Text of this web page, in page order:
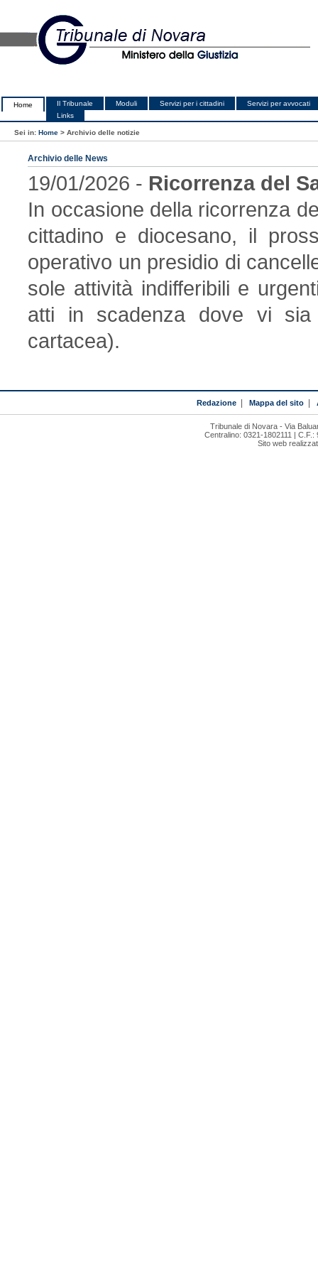
Home Il Tribunale Moduli Servizi per i cittadini
Servizi per avvocati
Links
Sei in: Home > Archivio delle notizie
Archivio delle News
19/01/2026 - Ricorrenza del
In occasione della ricorrenza
cittadino e diocesano, il
operativo un presidio di
sole attività indifferibili e
atti in scadenza dove vi
cartacea).
Redazione| Mappa del sito|
Tribunale di Novara - Via
Centralino: 0321-1802111 |
Sito web